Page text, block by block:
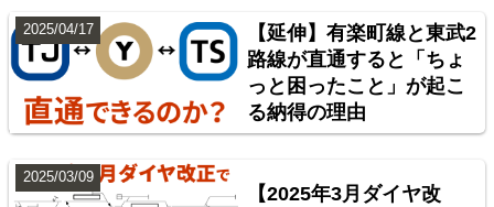
神奈川臨海鉄道配線略図 増補版
楽天市場 書泉 BOOTH
【延伸】有楽町線と東武2
路線が直通すると「ちょ
っと困ったこと」が起こ
る納得の理由
2025/04/17
【2025年3月ダイヤ改
2025/03/09